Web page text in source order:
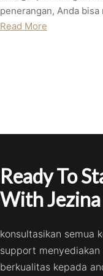
penerangan, Anda bisa
Read More
Ready To
With
konsultasikan semua
support
berkualitas kepada